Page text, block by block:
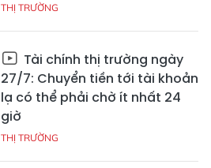
THỊ TRƯỜNG
Tài chính thị trường ngày
27/7: Chuyển tiền tới tài khoản
lạ có thể phải chờ ít nhất 24
giờ
THỊ TRƯỜNG